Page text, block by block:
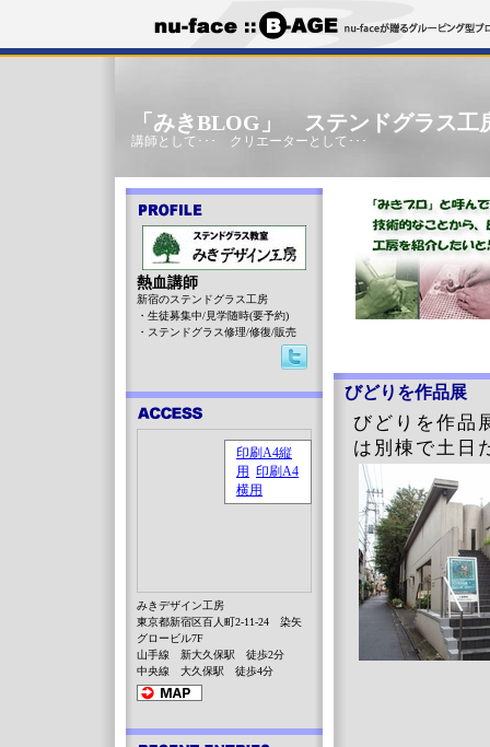
「みきBLOG」 ステンドグラス工
講師として･･･ クリエーターとして･･･
びどりを作品展
びどりを作品
は別棟で土日
熱血講師
新宿のステンドグラス工房
・生徒募集中/見学随時(要予約)
・ステンドグラス修理/修復/販売
みきデザイン工房
東京都新宿区百人町2-11-24 染矢
グロービル7F
山手線 新大久保駅 徒歩2分
中央線 大久保駅 徒歩4分